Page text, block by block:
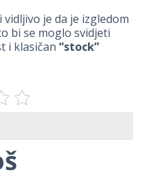
je da je izgledom
bi se moglo svidjeti
i klasičan “stock”